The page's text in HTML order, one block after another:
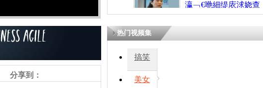
瀛﹁€咃細缇庡浗娆查
€间笢鍗椾簹涓庝腑鍥
熷悎浣� 涓ㄥ浗闄呰
分享到：
热门视频集
搞笑
美女